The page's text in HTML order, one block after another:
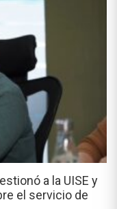
a la UISE y
el servicio de